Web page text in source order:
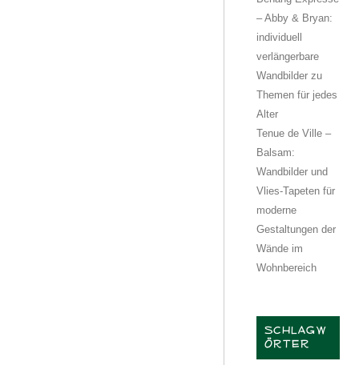
– Abby & Bryan:
individuell
verlängerbare
Wandbilder zu
Themen für jedes
Alter
Tenue de Ville –
Balsam:
Wandbilder und
Vlies-Tapeten für
moderne
Gestaltungen der
Wände im
Wohnbereich
SCHLAGW
ÖRTER